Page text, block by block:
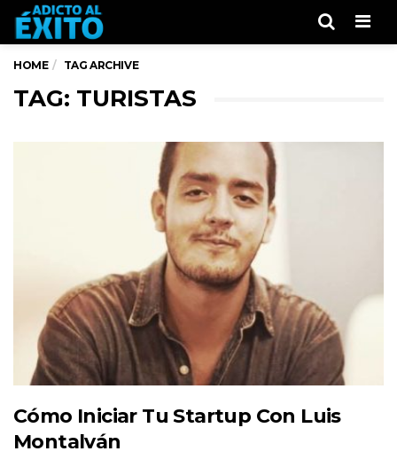
HOME TAG ARCHIVE
TAG: TURISTAS
Cómo Iniciar Tu Startup Con Luis
Montalván